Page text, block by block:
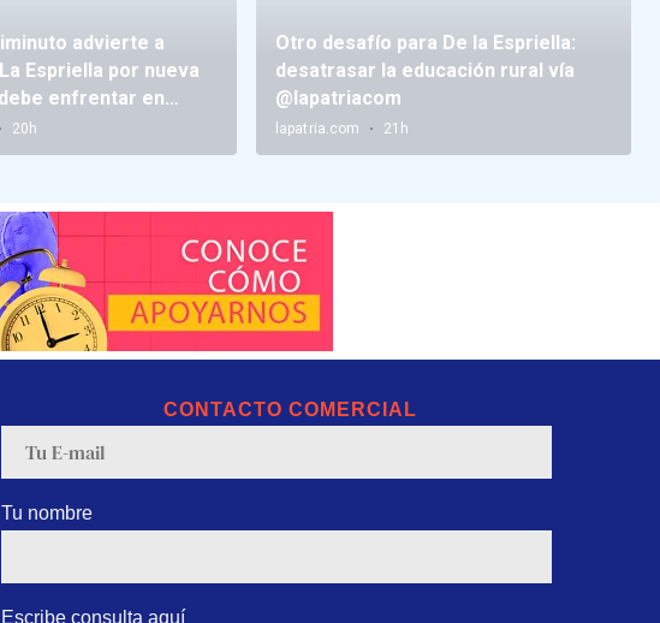
Tu nombre
Escribe consulta aquí
CONTACTO COMERCIAL